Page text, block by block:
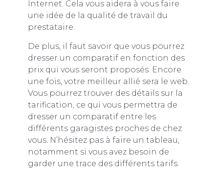
Internet. Cela vous aidera à vous faire
une idée de la qualité de travail du
prestataire.
De plus, il faut savoir que vous pourrez
dresser un comparatif en fonction des
prix qui vous seront proposés. Encore
une fois, votre meilleur allié sera le web.
Vous pourrez trouver des détails sur la
tarification, ce qui vous permettra de
dresser un comparatif entre les
différents garagistes proches de chez
vous. N’hésitez pas à faire un tableau,
notamment si vous avez besoin de
garder une trace des différents tarifs.